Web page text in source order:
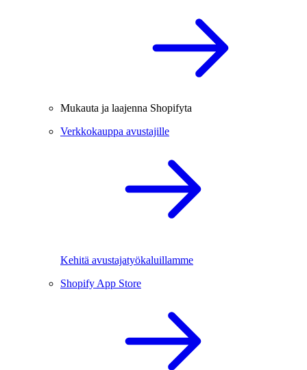
Mukauta ja laajenna Shopifyta
Verkkokauppa avustajille
Kehitä avustajatyökaluillamme
Shopify App Store